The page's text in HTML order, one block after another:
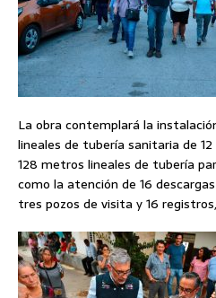
La obra contemplará la
lineales de tubería sanitaria de
128 metros lineales de tubería
como la atención de 16
tres pozos de visita y 16